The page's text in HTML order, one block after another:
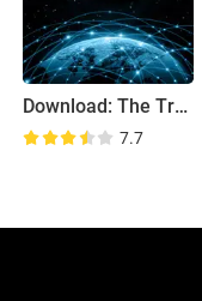
Download: The True Story of the Internet
7.7